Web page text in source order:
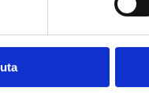
di vita
il valore della